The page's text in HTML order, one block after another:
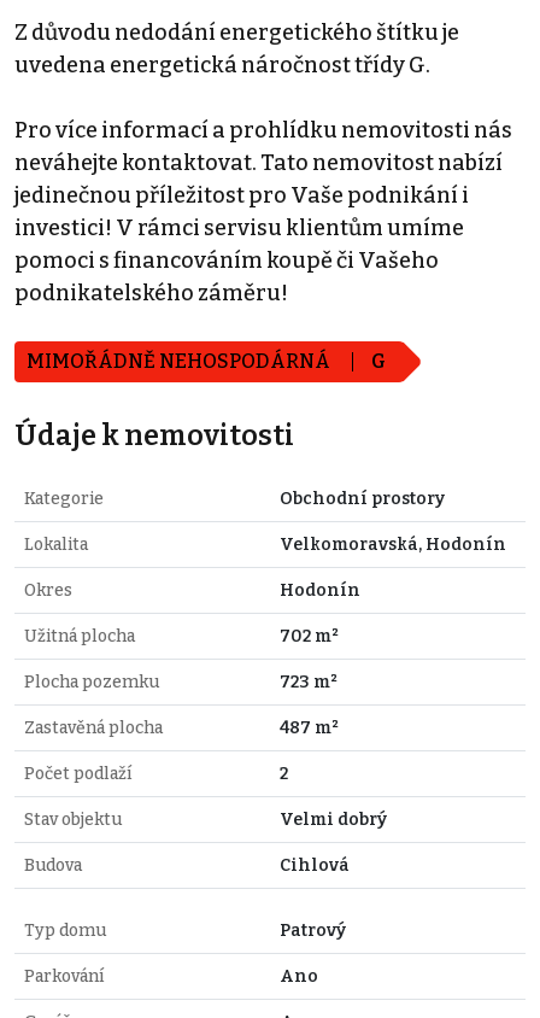
Z důvodu nedodání energetického štítku je
uvedena energetická náročnost třídy G.
Pro více informací a prohlídku nemovitosti nás
neváhejte kontaktovat. Tato nemovitost nabízí
jedinečnou příležitost pro Vaše podnikání i
investici! V rámci servisu klientům umíme
pomoci s financováním koupě či Vašeho
podnikatelského záměru!
MIMOŘÁDNĚ NEHOSPODÁRNÁ G
Údaje k nemovitosti
Kategorie Obchodní prostory
Lokalita Velkomoravská, Hodonín
Okres Hodonín
Užitná plocha 702 m²
Plocha pozemku 723 m²
Zastavěná plocha 487 m²
Počet podlaží 2
Stav objektu Velmi dobrý
Budova Cihlová
Typ domu Patrový
Parkování Ano